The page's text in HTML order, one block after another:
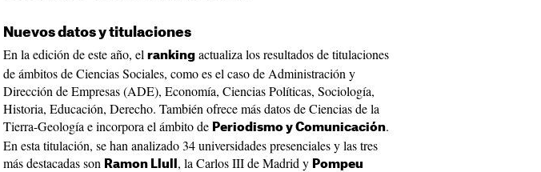
Nuevos datos y titulaciones
En la edición de este año, el ranking actualiza los resultados de titulaciones
de ámbitos de Ciencias Sociales, como es el caso de Administración y
Dirección de Empresas (ADE), Economía, Ciencias Políticas, Sociología,
Historia, Educación, Derecho. También ofrece más datos de Ciencias de la
Tierra-Geología e incorpora el ámbito de Periodismo y Comunicación.
En esta titulación, se han analizado 34 universidades presenciales y las tres
más destacadas son Ramon Llull , la Carlos III de Madrid y Pompeu